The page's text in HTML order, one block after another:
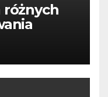
różnych